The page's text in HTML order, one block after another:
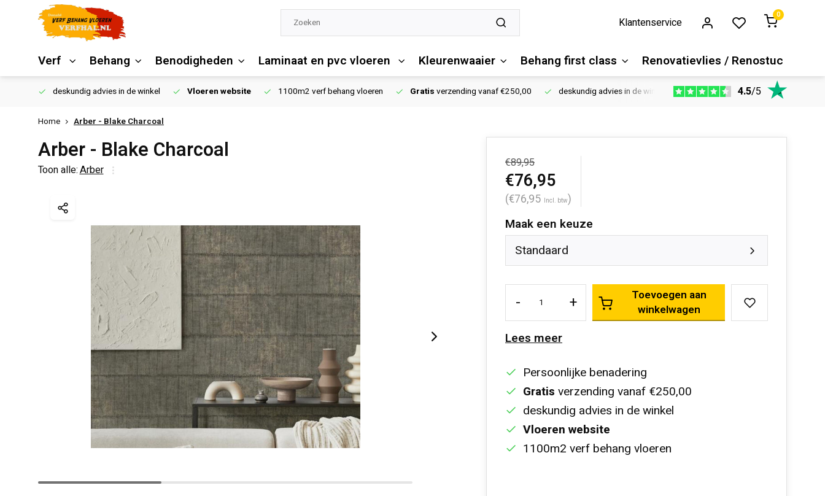
Klantenservice
0
Verf Behang Benodigheden Laminaat en pvc vloeren Kleurenwaaier Behang first class Renovatievlies / Renostuc
deskundig advies in de winkel Vloeren website 1100m2 verf behang vloeren Gratis verzending vanaf €250,00 deskundig advies in de winkel Vloeren website 1100m2
4.5/5
Home Arber - Blake Charcoal
Arber - Blake Charcoal
Toon alle:Arber €89,95
€76,95
(€76,95 Incl. btw)
Maak een keuze
Standaard
- +
Toevoegen aan
winkelwagen
Lees meer
Persoonlijke benadering
Gratis verzending vanaf €250,00
deskundig advies in de winkel
Vloeren website
1100m2 verf behang vloeren